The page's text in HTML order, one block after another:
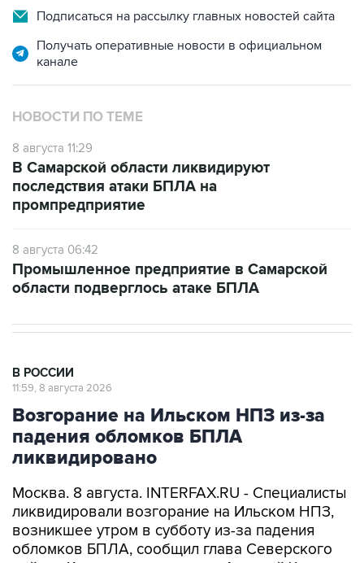
Получать оперативные новости в официальном
НОВОСТИ ПО ТЕМЕ
8 августа 11:29
последствия атаки БПЛА на
промпредприятие
8 августа 06:42
области подверглось атаке БПЛА
Возгорание на Ильском НПЗ из-за
падения обломков БПЛА
ликвидировано
Москва. 8 августа. INTERFAX.RU - Специалисты
возникшее утром в субботу из-за падения
обломков БПЛА, сообщил глава Северского
района Краснодарского края Алексей Чеверев
в своем канале в Max.